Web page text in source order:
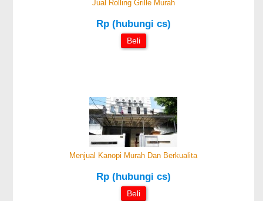
Jual Rolling Grille Murah
Rp (hubungi cs)
Beli
Menjual Kanopi Murah Dan Berkualita
Rp (hubungi cs)
Beli